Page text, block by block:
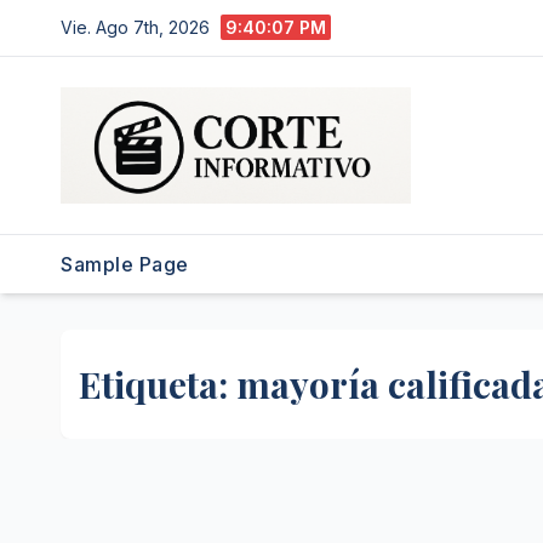
al
Vie. Ago 7th, 2026 9:40:07 PM
Sample Page
Etiqueta: mayoría